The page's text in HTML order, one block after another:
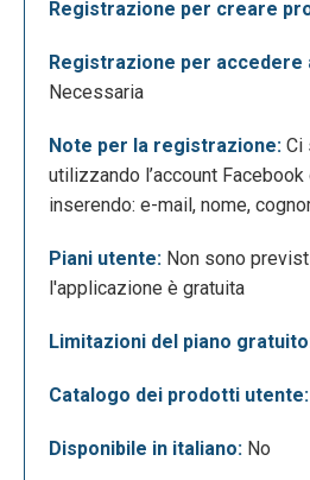
procedere con la registrazione.
started”, si aprirà la seguente
Registrazione per creare
Registrazione per accedere
Necessaria
Note per la registrazione: Ci
utilizzando l’account
inserendo: e-mail, nome,
Piani utente: Non sono
l'applicazione è gratuita
Limitazioni del piano
Catalogo dei prodotti utente:
Disponibile in italiano: No